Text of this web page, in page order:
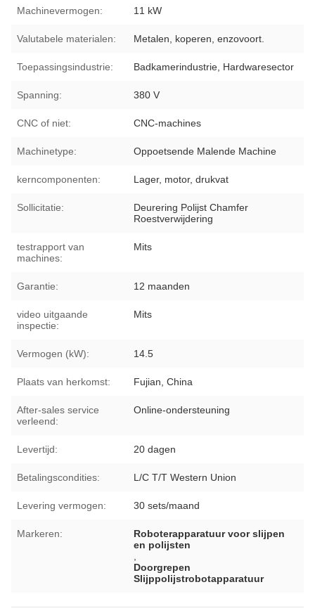
Machinevermogen: 11 kW
Valutabele materialen: Metalen, koperen, enzovoort.
Toepassingsindustrie: Badkamerindustrie, Hardwaresector
Spanning: 380 V
CNC of niet: CNC-machines
Machinetype: Oppoetsende Malende Machine
kerncomponenten: Lager, motor, drukvat
Sollicitatie:
Deurering Polijst Chamfer
Roestverwijdering
testrapport van
machines:
Mits
Garantie: 12 maanden
video uitgaande
inspectie:
Mits
Vermogen (kW): 14.5
Plaats van herkomst: Fujian, China
After-sales service
verleend:
Online-ondersteuning
Levertijd: 20 dagen
Betalingscondities: L/C T/T Western Union
Levering vermogen: 30 sets/maand
Markeren:
Roboterapparatuur voor slijpen
en polijsten
Doorgrepen
Slijppolijstrobotapparatuur